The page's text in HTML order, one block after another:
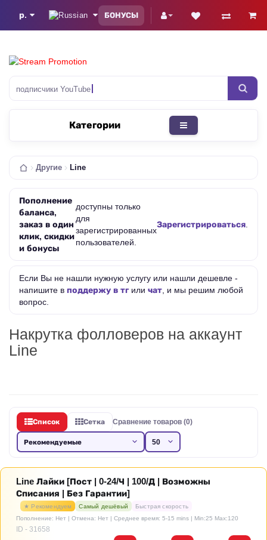
р. БОНУСЫ
подписчики YouTube
Категории
Другие Line
Пополнение
баланса,
заказ в один
клик, скидки
и бонусы
доступны только
для
зарегистрированных
пользователей.
Зарегистрироваться
Если Вы не нашли нужную услугу или нашли дешевле -
напишите в поддержу в тгили чат , и мы решим любой
вопрос.
Накрутка фолловеров на аккаунт
Line
Список Сетка Сравнение товаров (0)
Line Лайки [Пост | 0-24/Ч | 100/Д | Возможны
Списания | Без Гарантии]
★ Рекомендуем Самый дешёвый
Быстрая скорость
Пополнение: Нет | Отмена: Нет | Среднее время: 5-15 mins | Min:25 Max:120
ID - 31658